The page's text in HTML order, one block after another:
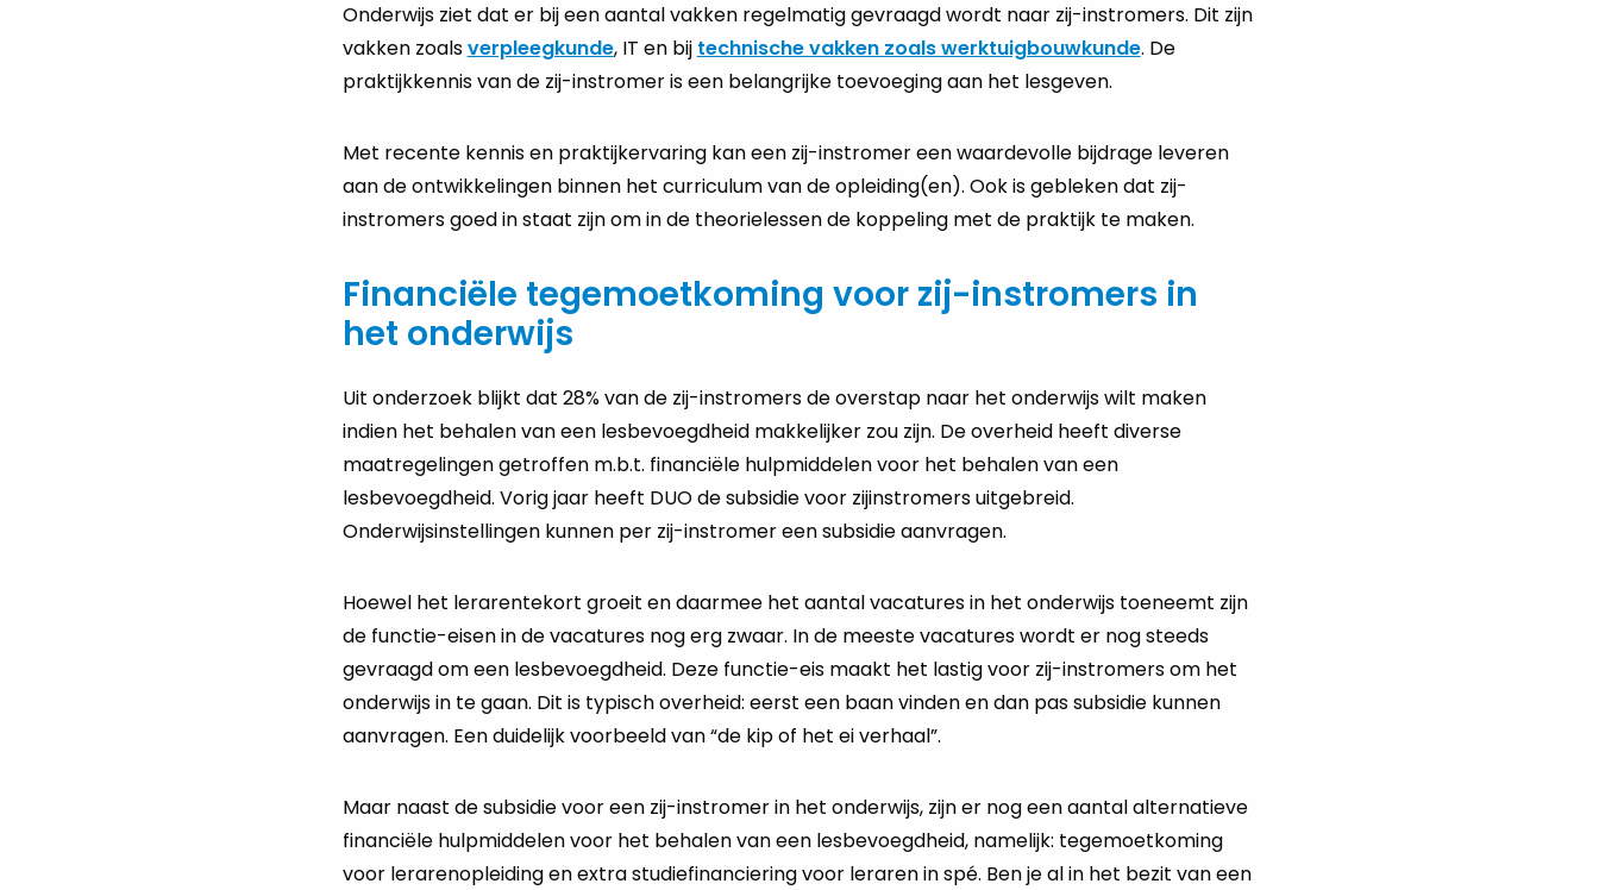
Onderwijs ziet dat er bij een aantal vakken regelmatig gevraagd wordt naar zij-instromers. Dit zijn
vakken zoalsverpleegkunde, IT en bij technische vakken zoals werktuigbouwkunde. De
praktijkkennis van de zij-instromer is een belangrijke toevoeging aan het lesgeven.
Met recente kennis en praktijkervaring kan een zij-instromer een waardevolle bijdrage leveren
aan de ontwikkelingen binnen het curriculum van de opleiding(en). Ook is gebleken dat zij-
instromers goed in staat zijn om in de theorielessen de koppeling met de praktijk te maken.
Financiële tegemoetkoming voor zij-instromers in
het onderwijs
Uit onderzoek blijkt dat 28% van de zij-instromers de overstap naar het onderwijs wilt maken
indien het behalen van een lesbevoegdheid makkelijker zou zijn. De overheid heeft diverse
maatregelingen getroffen m.b.t. financiële hulpmiddelen voor het behalen van een
lesbevoegdheid. Vorig jaar heeft DUO de subsidie voor zijinstromers uitgebreid.
Onderwijsinstellingen kunnen per zij-instromer een subsidie aanvragen.
Hoewel het lerarentekort groeit en daarmee het aantal vacatures in het onderwijs toeneemt zijn
de functie-eisen in de vacatures nog erg zwaar. In de meeste vacatures wordt er nog steeds
gevraagd om een lesbevoegdheid. Deze functie-eis maakt het lastig voor zij-instromers om het
onderwijs in te gaan. Dit is typisch overheid: eerst een baan vinden en dan pas subsidie kunnen
aanvragen. Een duidelijk voorbeeld van “de kip of het ei verhaal”.
Maar naast de subsidie voor een zij-instromer in het onderwijs, zijn er nog een aantal alternatieve
financiële hulpmiddelen voor het behalen van een lesbevoegdheid, namelijk: tegemoetkoming
voor lerarenopleiding en extra studiefinanciering voor leraren in spé. Ben je al in het bezit van een